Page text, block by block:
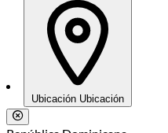
Ubicación Ubicación